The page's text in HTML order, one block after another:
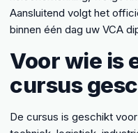
Aansluitend volgt het
binnen één dag uw VCA
Voor wie is
cursus
De cursus is geschikt